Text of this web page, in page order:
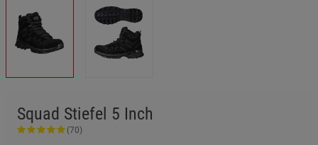
Squad Stiefel 5 Inch
(70)